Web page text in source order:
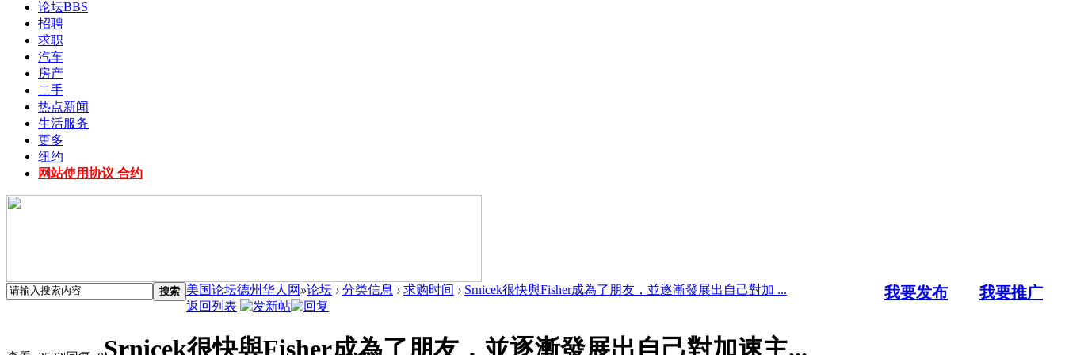
论坛BBS
招聘
求职
汽车
房产
二手
热点新闻
生活服务
更多
纽约
网站使用协议 合约
搜索 我要发布 我要推广
美国论坛德州华人网 »论坛 › 分类信息 › 求购时间 › Srnicek很快與Fisher成為了朋友，並逐漸發展出自己對加 ...
返回列表
Srnicek很快與Fisher成為了朋友，並逐漸發展出自己對加速主...